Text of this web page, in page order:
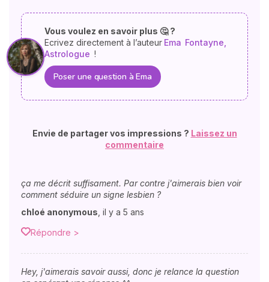
Vous voulez en savoir plus 🤔 ?
Ecrivez directement à l’auteur Ema Fontayne,
Astrologue !
Poser une question à Ema
Envie de partager vos impressions ? Laissez un
commentaire
ça me décrit suffisament. Par contre j'aimerais bien voir
comment séduire un signe lesbien ?
chloé anonymous il y a 5 ans
Répondre >
Hey, j'aimerais savoir aussi, donc je relance la question